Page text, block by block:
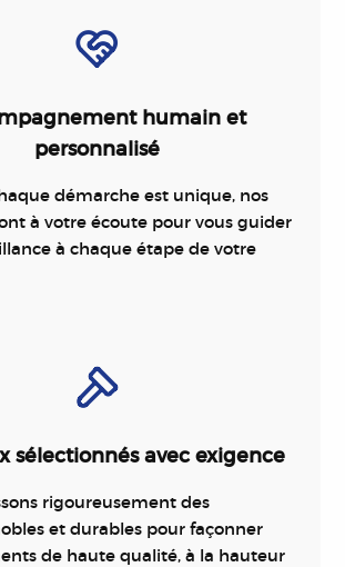
humain et
personnalisé
démarche est unique, nos
à votre écoute pour vous guider
à chaque étape de votre
sélectionnés avec exigence
rigoureusement des
et durables pour façonner
de haute qualité, à la hauteur